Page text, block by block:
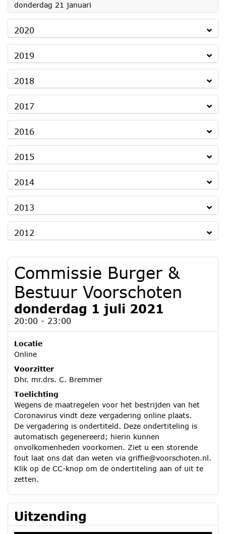
donderdag 21 januari
2020
2019
2018
2017
2016
2015
2014
2013
2012
Commissie Burger &
Bestuur Voorschoten
donderdag 1 juli 2021
20:00 - 23:00
Locatie
Online
Voorzitter
Dhr. mr.drs. C. Bremmer
Toelichting
Wegens de maatregelen voor het bestrijden van het
Coronavirus vindt deze vergadering online plaats.
De vergadering is ondertiteld. Deze ondertiteling is
automatisch gegenereerd; hierin kunnen
onvolkomenheden voorkomen. Ziet u een storende
fout laat ons dat dan weten via griffie@voorschoten.nl.
Klik op de CC-knop om de ondertiteling aan of uit te
zetten.
Uitzending